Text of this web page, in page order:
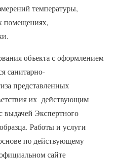
температуры,
объекта с оформлением
санитарно-
представленных
их действующим
выдачей Экспертного
Работы и услуги
по действующему
сайте